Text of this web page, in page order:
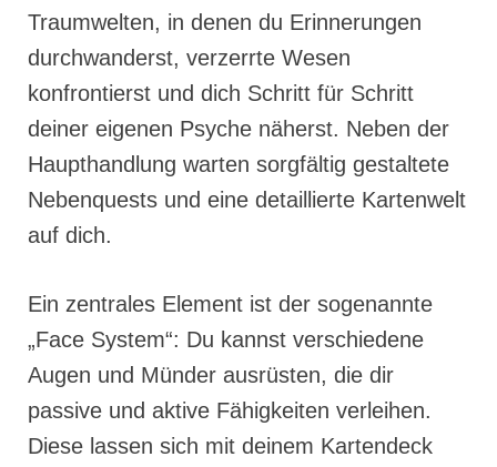
Traumwelten, in denen du Erinnerungen
durchwanderst, verzerrte Wesen
konfrontierst und dich Schritt für Schritt
deiner eigenen Psyche näherst. Neben der
Haupthandlung warten sorgfältig gestaltete
Nebenquests und eine detaillierte Kartenwelt
auf dich.
Ein zentrales Element ist der sogenannte
„Face System“: Du kannst verschiedene
Augen und Münder ausrüsten, die dir
passive und aktive Fähigkeiten verleihen.
Diese lassen sich mit deinem Kartendeck